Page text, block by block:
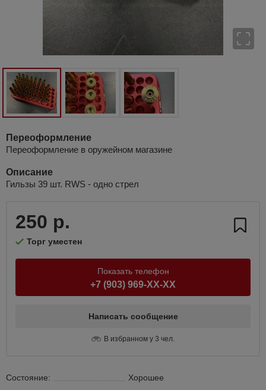
Переоформление
Переоформление в оружейном магазине
Описание
Гильзы 39 шт. RWS - одно стрел
250 р.
Торг уместен
Показать телефон
+7 (903) 969-XX-XX
Написать сообщение
В избранном у 3 чел.
Состояние:
Хорошее